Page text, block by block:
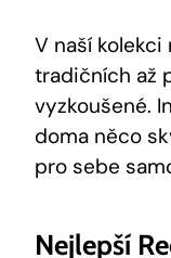
V naší
tradičních až
vyzkoušené.
doma něco
pro sebe
Nejlepší